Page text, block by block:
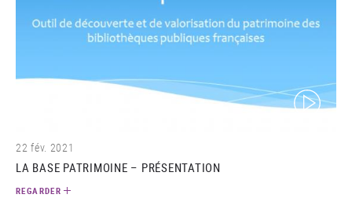
(video)
22 fév. 2021
LA BASE PATRIMOINE – PRÉSENTATION
REGARDER